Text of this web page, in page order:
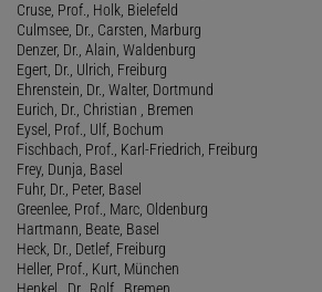
Cruse, Prof., Holk, Bielefeld
Culmsee, Dr., Carsten, Marburg
Denzer, Dr., Alain, Waldenburg
Egert, Dr., Ulrich, Freiburg
Ehrenstein, Dr., Walter, Dortmund
Eurich, Dr., Christian , Bremen
Eysel, Prof., Ulf, Bochum
Fischbach, Prof., Karl-Friedrich, Freiburg
Frey, Dunja, Basel
Fuhr, Dr., Peter, Basel
Greenlee, Prof., Marc, Oldenburg
Hartmann, Beate, Basel
Heck, Dr., Detlef, Freiburg
Heller, Prof., Kurt, München
Henkel , Dr., Rolf , Bremen